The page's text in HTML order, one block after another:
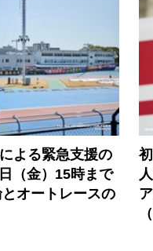
よる緊急支援の
（金）15時まで
オートレースの